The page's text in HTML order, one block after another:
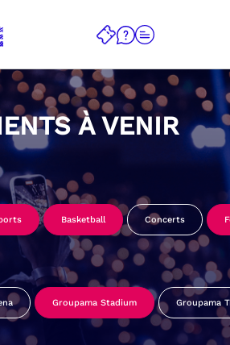
À VENIR
Basketball Concerts
Groupama Stadium Groupama